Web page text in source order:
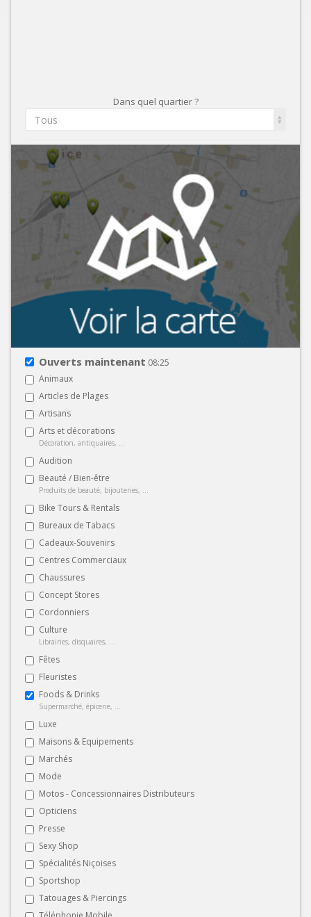
Dans quel quartier ?
Tous
Ouverts maintenant 08:25
Animaux
Articles de Plages
Artisans
Arts et décorations
Décoration, antiquaires, ...
Audition
Beauté / Bien-être
Produits de beauté, bijouteries, ...
Bike Tours & Rentals
Bureaux de Tabacs
Cadeaux-Souvenirs
Centres Commerciaux
Chaussures
Concept Stores
Cordonniers
Culture
Librairies, disquaires, ...
Fêtes
Fleuristes
Foods & Drinks
Supermarché, épicerie, ...
Luxe
Maisons & Equipements
Marchés
Mode
Motos - Concessionnaires Distributeurs
Opticiens
Presse
Sexy Shop
Spécialités Niçoises
Sportshop
Tatouages & Piercings